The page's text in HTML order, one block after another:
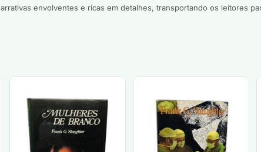
envolventes e ricas em detalhes, transportando os leitores